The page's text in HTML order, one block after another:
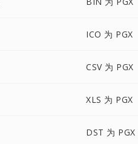
ICO 为 PGX
CSV 为 PGX
XLS 为 PGX
DST 为 PGX